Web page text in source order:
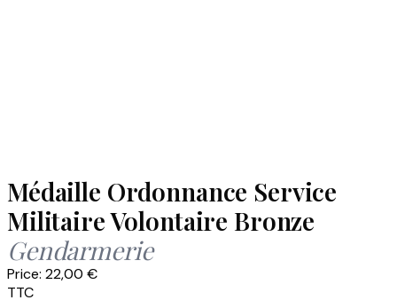
Médaille Ordonnance Service
Militaire Volontaire Bronze
Gendarmerie
Price: 22,00 €
TTC